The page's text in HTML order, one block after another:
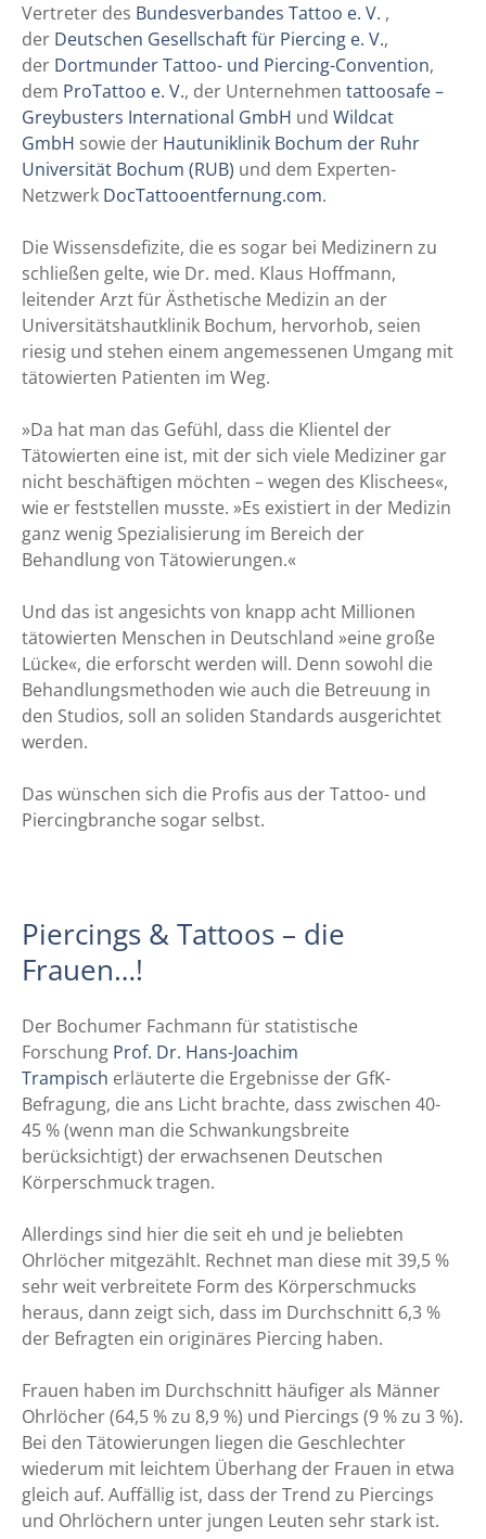
Vertreter des Bundesverbandes Tattoo e. V. ,
der Deutschen Gesellschaft für Piercing e. V.,
der Dortmunder Tattoo- und Piercing-Convention,
dem ProTattoo e. V., der Unternehmen tattoosafe –
Greybusters International GmbH und Wildcat
GmbH sowie der Hautuniklinik Bochum der Ruhr
Universität Bochum (RUB) und dem Experten-
Netzwerk DocTattooentfernung.com.
Die Wissensdefizite, die es sogar bei Medizinern zu
schließen gelte, wie Dr. med. Klaus Hoffmann,
leitender Arzt für Ästhetische Medizin an der
Universitätshautklinik Bochum, hervorhob, seien
riesig und stehen einem angemessenen Umgang mit
tätowierten Patienten im Weg.
»Da hat man das Gefühl, dass die Klientel der
Tätowierten eine ist, mit der sich viele Mediziner gar
nicht beschäftigen möchten – wegen des Klischees«,
wie er feststellen musste. »Es existiert in der Medizin
ganz wenig Spezialisierung im Bereich der
Behandlung von Tätowierungen.«
Und das ist angesichts von knapp acht Millionen
tätowierten Menschen in Deutschland »eine große
Lücke«, die erforscht werden will. Denn sowohl die
Behandlungsmethoden wie auch die Betreuung in
den Studios, soll an soliden Standards ausgerichtet
werden.
Das wünschen sich die Profis aus der Tattoo- und
Piercingbranche sogar selbst.
Piercings & Tattoos – die
Frauen…!
Der Bochumer Fachmann für statistische
Forschung Prof. Dr. Hans-Joachim
Trampisch erläuterte die Ergebnisse der GfK-
Befragung, die ans Licht brachte, dass zwischen 40-
45 % (wenn man die Schwankungsbreite
berücksichtigt) der erwachsenen Deutschen
Körperschmuck tragen.
Allerdings sind hier die seit eh und je beliebten
Ohrlöcher mitgezählt. Rechnet man diese mit 39,5 %
sehr weit verbreitete Form des Körperschmucks
heraus, dann zeigt sich, dass im Durchschnitt 6,3 %
der Befragten ein originäres Piercing haben.
Frauen haben im Durchschnitt häufiger als Männer
Ohrlöcher (64,5 % zu 8,9 %) und Piercings (9 % zu 3 %).
Bei den Tätowierungen liegen die Geschlechter
wiederum mit leichtem Überhang der Frauen in etwa
gleich auf. Auffällig ist, dass der Trend zu Piercings
und Ohrlöchern unter jungen Leuten sehr stark ist.